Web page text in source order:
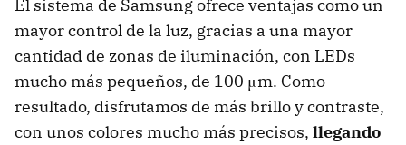
El sistema de Samsung ofrece ventajas como un
mayor control de la luz, gracias a una mayor
cantidad de zonas de iluminación, con LEDs
mucho más pequeños, de 100 μm. Como
resultado, disfrutamos de más brillo y contraste,
con unos colores mucho más precisos, llegando